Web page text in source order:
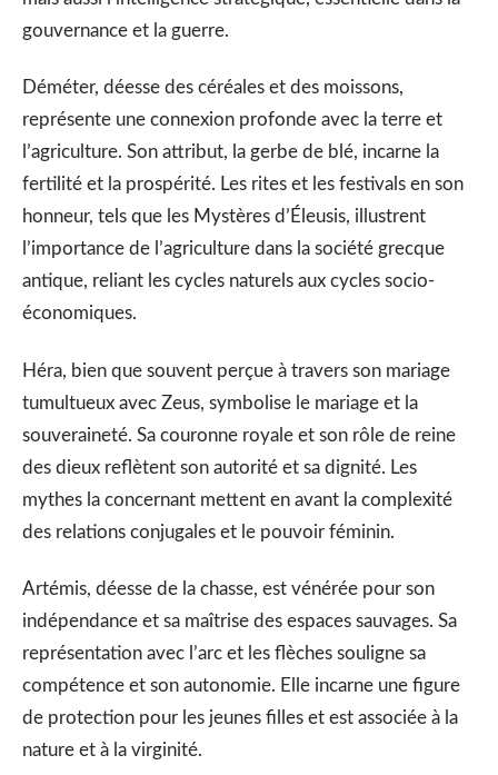
gouvernance et la guerre.
Déméter, déesse des céréales et des moissons,
représente une connexion profonde avec la terre et
l’agriculture. Son attribut, la gerbe de blé, incarne la
fertilité et la prospérité. Les rites et les festivals en son
honneur, tels que les Mystères d’Éleusis, illustrent
l’importance de l’agriculture dans la société grecque
antique, reliant les cycles naturels aux cycles socio-
économiques.
Héra, bien que souvent perçue à travers son mariage
tumultueux avec Zeus, symbolise le mariage et la
souveraineté. Sa couronne royale et son rôle de reine
des dieux reflètent son autorité et sa dignité. Les
mythes la concernant mettent en avant la complexité
des relations conjugales et le pouvoir féminin.
Artémis, déesse de la chasse, est vénérée pour son
indépendance et sa maîtrise des espaces sauvages. Sa
représentation avec l’arc et les flèches souligne sa
compétence et son autonomie. Elle incarne une figure
de protection pour les jeunes filles et est associée à la
nature et à la virginité.